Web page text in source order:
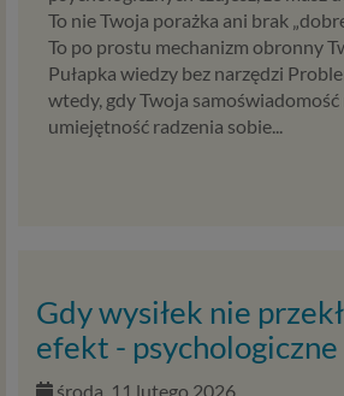
To nie Twoja porażka ani brak
To po prostu mechanizm obronny
Pułapka wiedzy bez narzędzi
wtedy, gdy Twoja
umiejętność radzenia sobie...
Gdy wysiłek nie
efekt -
środa, 11 lutego 2026
wykonania umowy, której jesteś
w naszym przypadku,
informacje na stronach
Jeśli zatem zawieramy z Tobą
danej usługi, to możemy
zakresie niezbędnym do
przypadku, gdy zakładasz u
dostarczenie tego konta
w stanie zapewnić Ci usługi, a Ty
korzystać.
Niezbędność przetwarzania do
z prawnie uzasadnionych